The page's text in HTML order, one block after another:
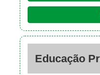
Educação